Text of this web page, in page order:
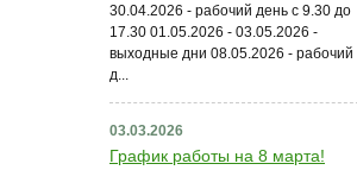
30.04.2026 - рабочий день с 9.30 до
17.30 01.05.2026 - 03.05.2026 -
выходные дни 08.05.2026 - рабочий
д...
03.03.2026
График работы на 8 марта!